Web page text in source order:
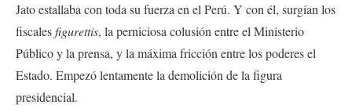
Jato estallaba con toda su fuerza en el Perú. Y con él, surgían los
fiscalesfigurettis, la perniciosa colusión entre el Ministerio
Público y la prensa, y la máxima fricción entre los poderes el
Estado. Empezó lentamente la demolición de la figura
presidencial.